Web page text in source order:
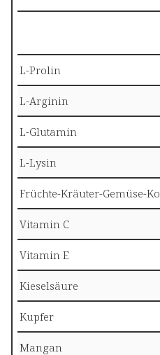
L-Prolin
L-Arginin
L-Glutamin
L-Lysin
Früchte-Kräuter-Gemüse-
Vitamin C
Vitamin E
Kieselsäure
Kupfer
Mangan